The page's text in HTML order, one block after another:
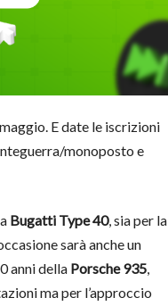
E date le iscrizioni
monoposto e
Bugatti Type 40, sia per la
sarà anche un
anni della Porsche 935,
ma per l’approccio